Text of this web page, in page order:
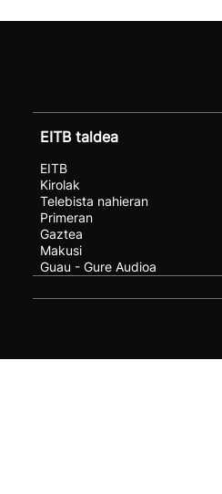
EITB taldea
EITB
Kirolak
Telebista nahieran
Primeran
Gaztea
Makusi
Guau - Gure Audioa